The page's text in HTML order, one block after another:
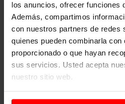
los anuncios, ofrecer funciones
Además, compartimos
con nuestros partners de redes
quienes pueden combinarla
proporcionado o que hayan
sus servicios. Usted acepta
nuestro sitio web.